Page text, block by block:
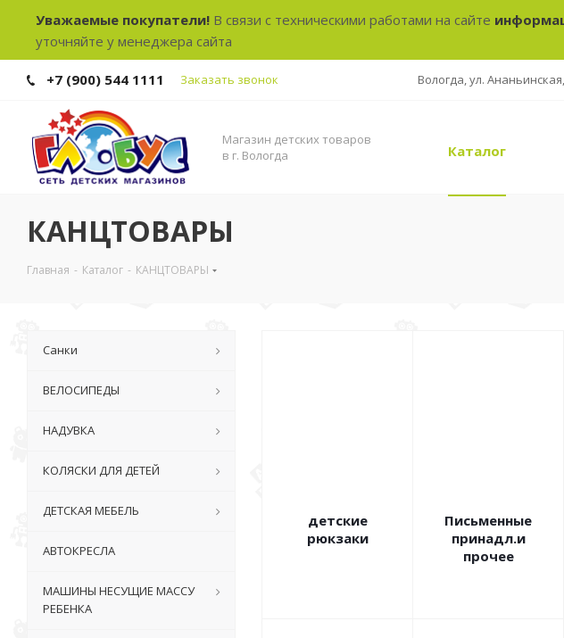
Уважаемые покупатели! В связи с техническими работами на сайте
уточняйте у менеджера сайта
+7 (900) 544 1111 Заказать звонок Вологда, ул.
Магазин детских товаров
в г. Вологда
Каталог
КАНЦТОВАРЫ
Главная - Каталог - КАНЦТОВАРЫ
детские
рюкзаки
Письменные
принадл.и
прочее
Санки
ВЕЛОСИПЕДЫ
НАДУВКА
КОЛЯСКИ ДЛЯ ДЕТЕЙ
ДЕТСКАЯ МЕБЕЛЬ
АВТОКРЕСЛА
МАШИНЫ НЕСУЩИЕ МАССУ
РЕБЕНКА